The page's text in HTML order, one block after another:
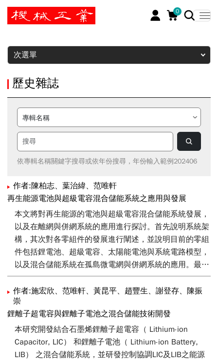
0
暫停
次選單
歷史雜誌
依專輯名稱關鍵字搜尋或依年份搜尋，年份輸入範例202406
作者:陳柏志、葉治緯、范唯軒
再生能源電池與超級電容混合儲能系統之應用與發展
本文將對再生能源的電池與超級電容混合儲能系統發展，
以及在離網與併網系統的應用進行探討。首先說明系統架
構，其次對各零組件的發展進行闡述，並說明目前的零組
件包括鋰電池、超級電容、太陽能電池與系統電路模型，
以及混合儲能系統在孤島微電網與併網系統的應用。最後
說明在能源管理策略所使用控制策略與成本分析與優化。
本文對再生能源結合混合儲能系統的分析與發展趨勢的闡
述，將有助於研究人員對於混合儲能的應用與發展有進一
步的瞭解，以減少研發時間，加速國內混合儲能產品的上
市與擴大部署，以達到淨零碳排的目標。
作者:施宏欣、范唯軒、黃昆平、趙豐生、謝登存、陳振
崇
鋰離子超電容與鋰離子電池之混合儲能技術開發
本研究開發結合石墨烯鋰離子超電容（ Lithium-ion
Capacitor, LIC） 和鋰離子電池（ Lithium-ion Battery,
LIB） 之混合儲能系統，並研發控制協調LIC及LIB之能源